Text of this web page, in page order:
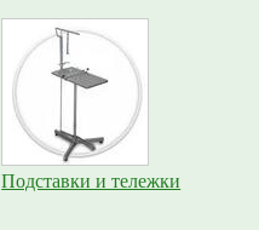
Подставки и тележки